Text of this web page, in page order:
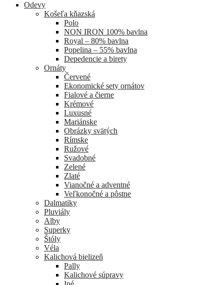
Odevy
Košeľa kňazská
Polo
NON IRON 100% bavlna
Royal – 80% bavlna
Popelina – 55% bavlna
Depedencie a birety
Ornáty
Červené
Ekonomické sety ornátov
Fialové a čierne
Krémové
Luxusné
Mariánske
Obrázky svätých
Rímske
Ružové
Svadobné
Zelené
Zlaté
Vianočné a adventné
Veľkonočné a pôstne
Dalmatiky
Pluviály
Alby
Superky
Štóly
Véla
Kalichová bielizeň
Pally
Kalichové súpravy